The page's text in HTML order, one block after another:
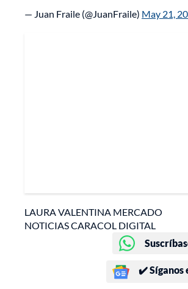
— Juan Fraile (@JuanFraile) May 21,
LAURA VALENTINA MERCADO
NOTICIAS CARACOL DIGITAL
✔️ Síganos